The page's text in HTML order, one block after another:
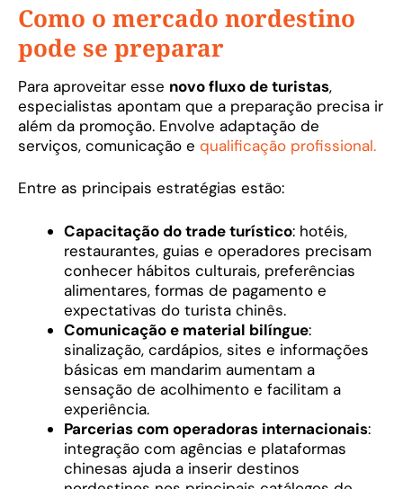
Como o mercado nordestino
pode se preparar
Para aproveitar esse novo fluxo de turistas,
especialistas apontam que a preparação precisa ir
além da promoção. Envolve adaptação de
serviços, comunicação e qualificação profissional.
Entre as principais estratégias estão:
Capacitação do trade turístico: hotéis,
restaurantes, guias e operadores precisam
conhecer hábitos culturais, preferências
alimentares, formas de pagamento e
expectativas do turista chinês.
Comunicação e material bilíngue:
sinalização, cardápios, sites e informações
básicas em mandarim aumentam a
sensação de acolhimento e facilitam a
experiência.
Parcerias com operadoras internacionais:
integração com agências e plataformas
chinesas ajuda a inserir destinos